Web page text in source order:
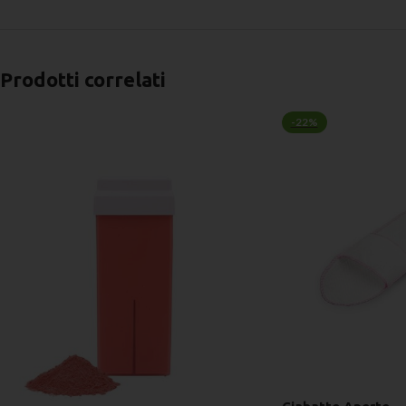
Prodotti correlati
-22%